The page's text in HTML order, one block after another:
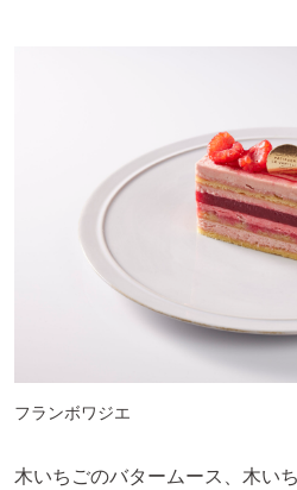
フランボワジエ
木いちごのバタームース、木い